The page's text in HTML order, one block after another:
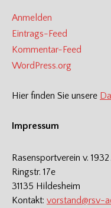
Anmelden
Eintrags-Feed
Kommentar-Feed
WordPress.org
Hier finden Sie unsere
Impressum
Rasensportverein v.
Ringstr. 17e
31135 Hildesheim
Kontakt: vorstand@rsv-